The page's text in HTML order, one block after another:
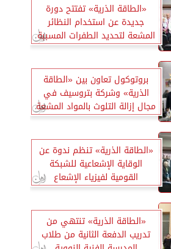
«الطاقة الذرية» تفتتح دورة
جديدة عن استخدام النظائر
المشعة لتحديد الطفرات المسببة
للسرطانات
بروتوكول تعاون بين «الطاقة
الذرية» وشركة بتروسيف في
مجال إزالة التلوث بالمواد المشعة
«الطاقة الذرية» تنظم ندوة عن
الوقاية الإشعاعية للشبكة
القومية لفيزياء الإشعاع
«الطاقة الذرية» تنتهي من
تدريب الدفعة الثانية من طلاب